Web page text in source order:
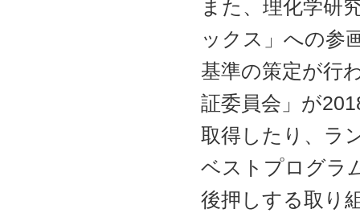
また、理化学研
ックス」への参
基準の策定が行
証委員会」が
取得したり、ラ
ベストプログラ
後押しする取り